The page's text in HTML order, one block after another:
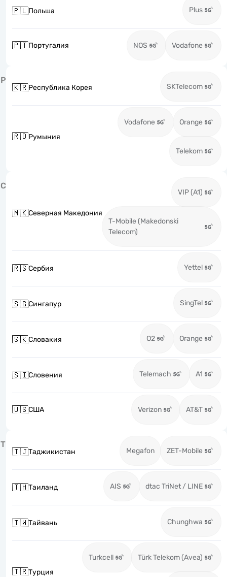
🇵🇱Польша Plus
🇵🇹Португалия NOS Vodafone
Р
🇰🇷Республика Корея SKTelecom
🇷🇴Румыния
Vodafone Orange
Telekom
С
🇲🇰Северная Македония
VIP (A1)
T-Mobile (Makedonski
Telecom)
🇷🇸Сербия Yettel
🇸🇬Сингапур SingTel
🇸🇰Словакия O2 Orange
🇸🇮Словения Telemach A1
🇺🇸США Verizon AT&T
Т
🇹🇯Таджикистан Megafon ZET-Mobile
🇹🇭Таиланд AIS dtac TriNet / LINE
🇹🇼Тайвань Chunghwa
🇹🇷Турция
Turkcell Türk Telekom (Avea)